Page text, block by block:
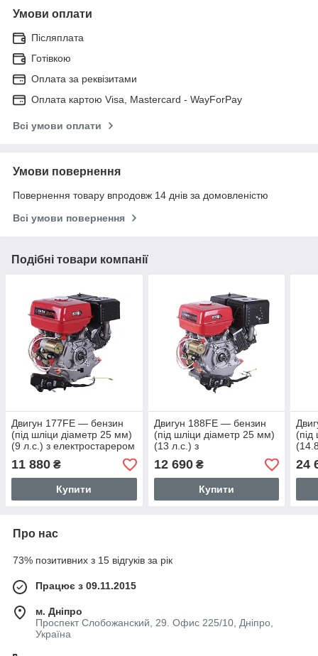
Умови оплати
Післяплата
Готівкою
Оплата за реквізитами
Оплата картою Visa, Mastercard - WayForPay
Всі умови оплати
Умови повернення
Повернення товару впродовж 14 днів за домовленістю
Всі умови повернення
Подібні товари компанії
Двигун 177FE — бензин
(під шліци діаметр 25 мм)
(9 л.с.) з електростарером
11 880 ₴
Купити
Двигун 188FE — бензин
(під шліци діаметр 25 мм)
(13 л.с.) з
електростарером
12 690₴
Купити
24
Про нас
73% позитивних з 15 відгуків за рік
Працює з 09.11.2015
м. Дніпро
Проспект Слобожанский, 29. Офис 225/10, Дніпро,
Україна